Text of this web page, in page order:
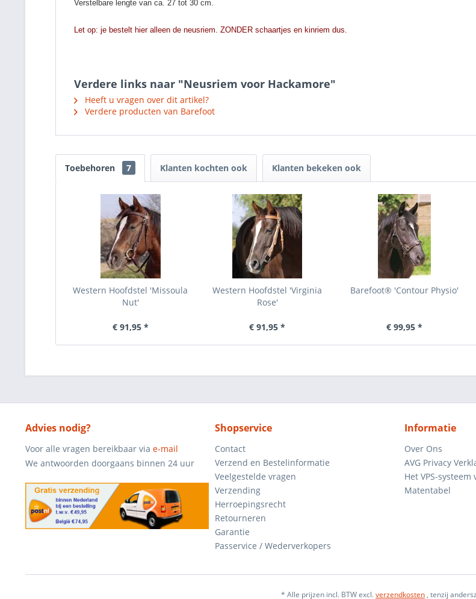
Verstelbare lengte van ca. 27 tot 30 cm.
Let op: je bestelt hier alleen de neusriem. ZONDER schaartjes en kinriem dus.
Verdere links naar "Neusriem voor Hackamore"
Heeft u vragen over dit artikel?
Verdere producten van Barefoot
Toebehoren 7 Klanten kochten ook Klanten bekeken ook
Western Hoofdstel 'Missoula
Nut'
€ 91,95 *
Western Hoofdstel 'Virginia
Rose'
€ 91,95 *
Barefoot® 'Contour Physio'
€ 99,95 *
Advies nodig?
Voor alle vragen bereikbaar via e-mail
We antwoorden doorgaans binnen 24 uur
Shopservice
Contact
Verzend en Bestelinformatie
Veelgestelde vragen
Verzending
Herroepingsrecht
Retourneren
Garantie
Passervice / Wederverkopers
Informatie
Over Ons
AVG Privacy
Het VPS-
Matentabel
* Alle prijzen incl. BTW excl.verzendkosten , tenzij